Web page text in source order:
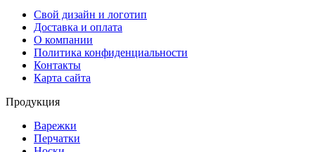
Свой дизайн и логотип
Доставка и оплата
О компании
Политика конфиденциальности
Контакты
Карта сайта
Продукция
Варежки
Перчатки